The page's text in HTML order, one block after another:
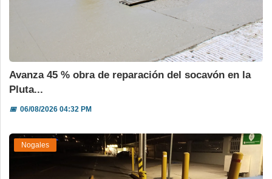
Avanza 45 % obra de reparación del socavón en la
Pluta...
📅06/08/2026 04:32 PM
Nogales